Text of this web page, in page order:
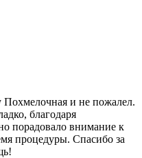
и не пожалел.
благодаря
порадовало внимание к
процедуры. Спасибо за